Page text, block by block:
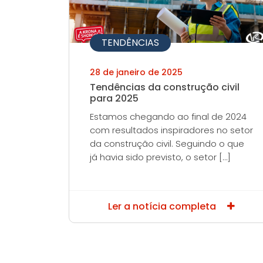
TENDÊNCIAS
28 de janeiro de 2025
Tendências da construção civil
para 2025
Estamos chegando ao final de 2024
com resultados inspiradores no setor
da construção civil. Seguindo o que
já havia sido previsto, o setor […]
Ler a notícia completa